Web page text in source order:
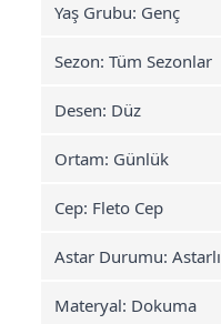
Yaş Grubu: Genç
Sezon: Tüm Sezonlar
Desen: Düz
Ortam: Günlük
Cep: Fleto Cep
Astar Durumu: Astarlı
Materyal: Dokuma